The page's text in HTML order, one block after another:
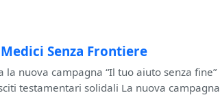
Senza Frontiere
nuova campagna “Il tuo aiuto senza fine”
testamentari solidali La nuova campagna